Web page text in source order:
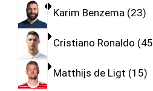
Karim Benzema 23
Cristiano Ronaldo 45
Matthijs de Ligt 15